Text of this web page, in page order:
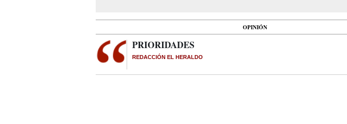
OPINIÓN
PRIORIDADES
REDACCIÓN EL HERALDO